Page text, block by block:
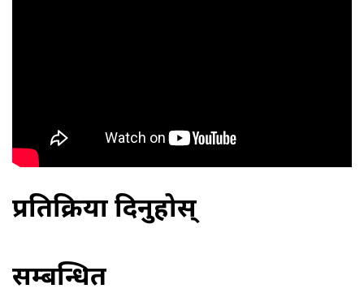
प्रतिक्रिया दिनुहोस्
सम्बन्धित